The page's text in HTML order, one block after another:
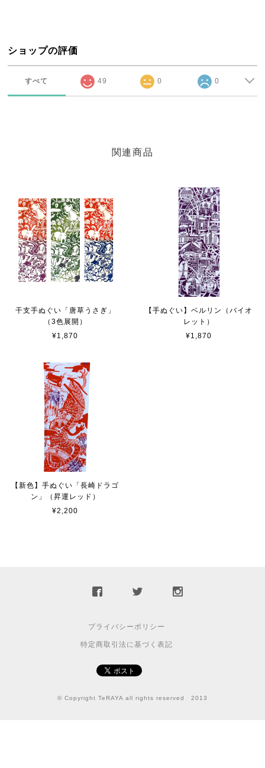
ショップの評価
すべて 49 0 0
関連商品
干支手ぬぐい「唐草うさぎ」
（3色展開）
¥1,870
【手ぬぐい】ベルリン（バイオ
レット）
¥1,870
【新色】手ぬぐい「長崎ドラゴ
ン」（昇運レッド）
¥2,200
プライバシーポリシー
特定商取引法に基づく表記
© Copyright TeRAYA all rights reserved 2013